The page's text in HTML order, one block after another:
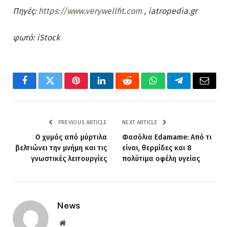
Πηγές: https://www.verywellfit.com , iatropedia.gr
φωτό: iStock
FacebookTwitterPinterestLinkedInRedditWhatsAppTelegramEmail
PREVIOUS ARTICLE
Ο χυμός από μύρτιλα
βελτιώνει την μνήμη και τις
γνωστικές λειτουργίες
NEXT ARTICLE
Φασόλια Edamame: Από τι
είναι, θερμίδες και 8
πολύτιμα οφέλη υγείας
News
Website